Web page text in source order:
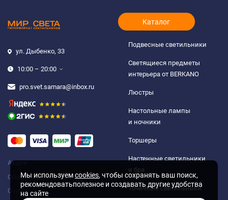
ул. Дыбенко, 33
10:00 – 20:00
pro.svet.samara@inbox.ru
Акции
Оплата и доставка
О нас
Каталог
Подвесные светильники
Светящиеся предметы
интерьера от BERKANO
Люстры
Настольные лампы
и ночники
Торшеры
Настенные светильники
и бра
Точечные светильники
Мы используемcookies, чтобы сохранять ваш поиск,
рекомендоватьполезное и создавать другие удобства
на сайте